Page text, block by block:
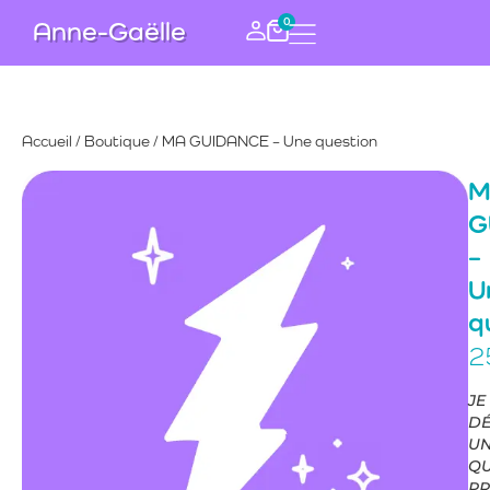
Anne-Gaëlle 0
Accueil / Boutique/ MA GUIDANCE – Une question
–
JE